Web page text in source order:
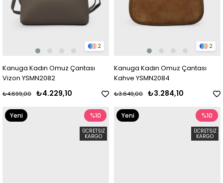
2
Kanuga Kadın Omuz Çantası
Vizon YSMN2082
₺4.229,10
₺4.699,00
2
Kanuga Kadın Omuz Çantası
Kahve YSMN2084
₺3.284,10
₺3.649,00
%10
ÜCRETSIZ
KARGO
Yeni
%10
ÜCRETSIZ
KARGO
Yeni